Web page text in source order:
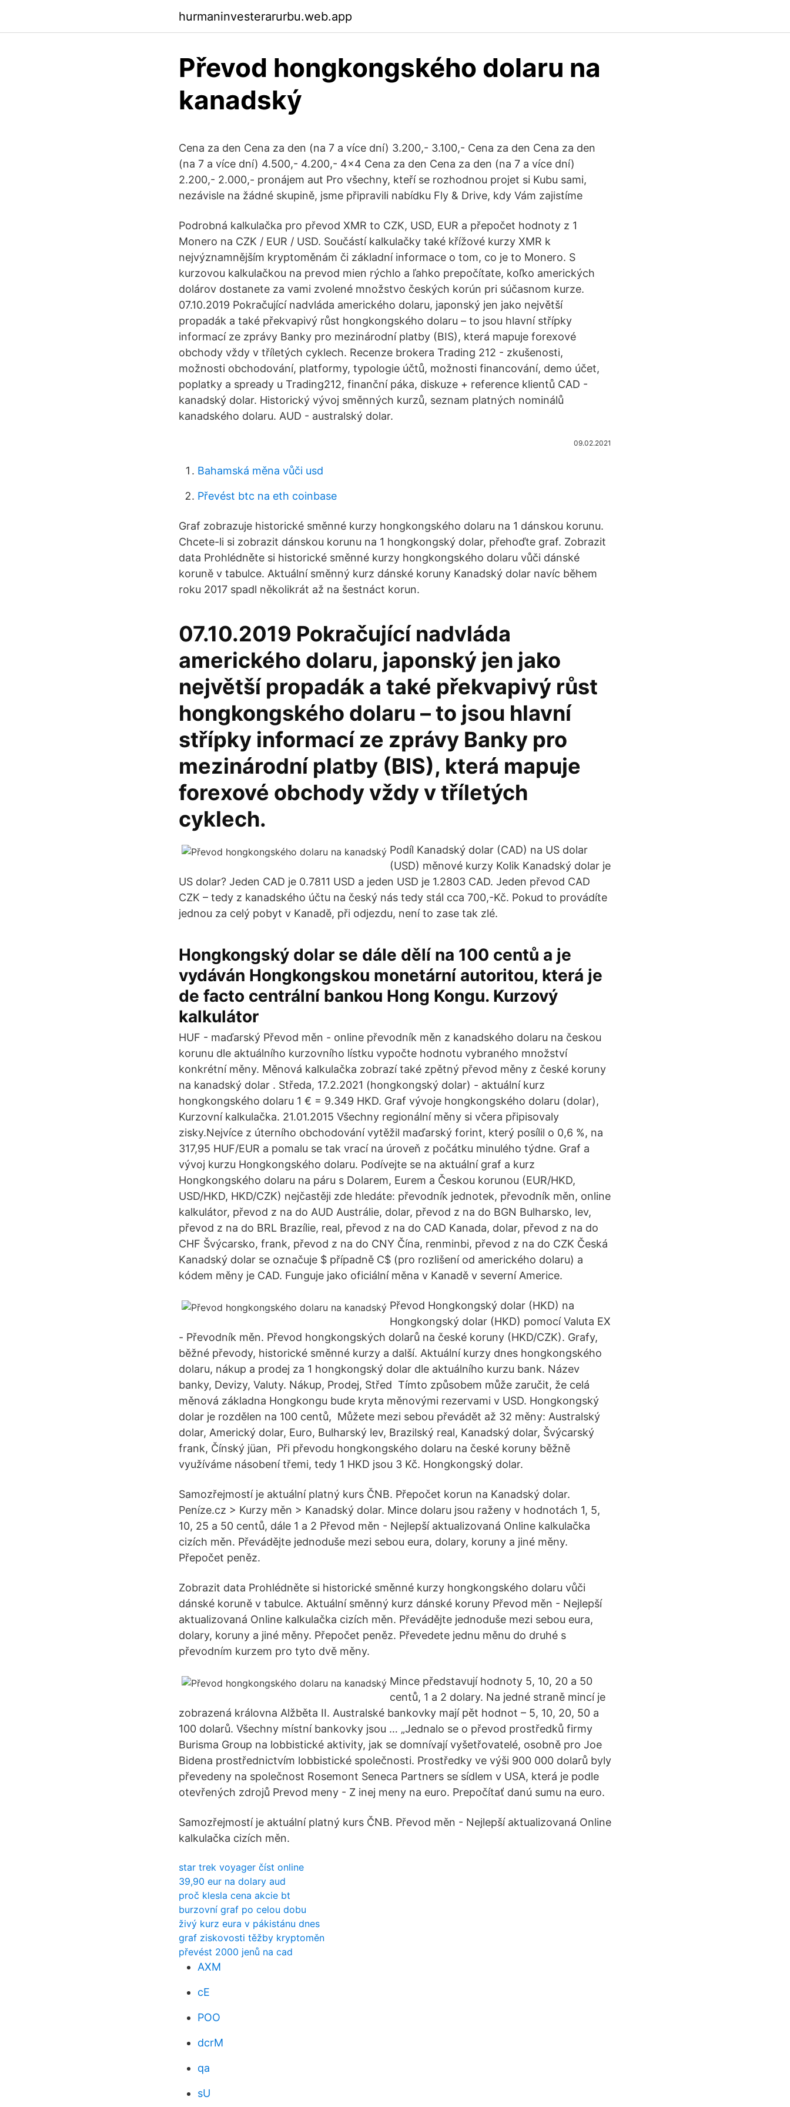
hurmaninvesterarurbu.web.app
Převod hongkongského dolaru na
kanadský
Cena za den Cena za den (na 7 a více dní) 3.200,- 3.100,- Cena za den Cena za den
(na 7 a více dní) 4.500,- 4.200,- 4x4 Cena za den Cena za den (na 7 a více dní)
2.200,- 2.000,- pronájem aut Pro všechny, kteří se rozhodnou projet si Kubu sami,
nezávisle na žádné skupině, jsme připravili nabídku Fly & Drive, kdy Vám zajistíme
Podrobná kalkulačka pro převod XMR to CZK, USD, EUR a přepočet hodnoty z 1
Monero na CZK / EUR / USD. Součástí kalkulačky také křížové kurzy XMR k
nejvýznamnějším kryptoměnám či základní informace o tom, co je to Monero. S
kurzovou kalkulačkou na prevod mien rýchlo a ľahko prepočítate, koľko amerických
dolárov dostanete za vami zvolené množstvo českých korún pri súčasnom kurze.
07.10.2019 Pokračující nadvláda amerického dolaru, japonský jen jako největší
propadák a také překvapivý růst hongkongského dolaru – to jsou hlavní střípky
informací ze zprávy Banky pro mezinárodní platby (BIS), která mapuje forexové
obchody vždy v tříletých cyklech. Recenze brokera Trading 212 - zkušenosti,
možnosti obchodování, platformy, typologie účtů, možnosti financování, demo účet,
poplatky a spready u Trading212, finanční páka, diskuze + reference klientů CAD -
kanadský dolar. Historický vývoj směnných kurzů, seznam platných nominálů
kanadského dolaru. AUD - australský dolar.
09.02.2021
Bahamská měna vůči usd
Převést btc na eth coinbase
Graf zobrazuje historické směnné kurzy hongkongského dolaru na 1 dánskou korunu.
Chcete-li si zobrazit dánskou korunu na 1 hongkongský dolar, přehoďte graf. Zobrazit
data Prohlédněte si historické směnné kurzy hongkongského dolaru vůči dánské
koruně v tabulce. Aktuální směnný kurz dánské koruny Kanadský dolar navíc během
roku 2017 spadl několikrát až na šestnáct korun.
07.10.2019 Pokračující nadvláda
amerického dolaru, japonský jen jako
největší propadák a také překvapivý růst
hongkongského dolaru – to jsou hlavní
střípky informací ze zprávy Banky pro
mezinárodní platby (BIS), která mapuje
forexové obchody vždy v tříletých
cyklech.
Podíl Kanadský dolar (CAD) na US dolar
(USD) měnové kurzy Kolik Kanadský dolar je
US dolar? Jeden CAD je 0.7811 USD a jeden USD je 1.2803 CAD. Jeden převod CAD
CZK – tedy z kanadského účtu na český nás tedy stál cca 700,-Kč. Pokud to provádíte
jednou za celý pobyt v Kanadě, při odjezdu, není to zase tak zlé.
Hongkongský dolar se dále dělí na 100 centů a je
vydáván Hongkongskou monetární autoritou, která je
de facto centrální bankou Hong Kongu. Kurzový
kalkulátor
HUF - maďarský Převod měn - online převodník měn z kanadského dolaru na českou
korunu dle aktuálního kurzovního lístku vypočte hodnotu vybraného množství
konkrétní měny. Měnová kalkulačka zobrazí také zpětný převod měny z české koruny
na kanadský dolar . Středa, 17.2.2021 (hongkongský dolar) - aktuální kurz
hongkongského dolaru 1 € = 9.349 HKD. Graf vývoje hongkongského dolaru (dolar),
Kurzovní kalkulačka. 21.01.2015 Všechny regionální měny si včera připisovaly
zisky.Nejvíce z úterního obchodování vytěžil maďarský forint, který posílil o 0,6 %, na
317,95 HUF/EUR a pomalu se tak vrací na úroveň z počátku minulého týdne. Graf a
vývoj kurzu Hongkongského dolaru. Podívejte se na aktuální graf a kurz
Hongkongského dolaru na páru s Dolarem, Eurem a Českou korunou (EUR/HKD,
USD/HKD, HKD/CZK) nejčastěji zde hledáte: převodník jednotek, převodník měn, online
kalkulátor, převod z na do AUD Austrálie, dolar, převod z na do BGN Bulharsko, lev,
převod z na do BRL Brazílie, real, převod z na do CAD Kanada, dolar, převod z na do
CHF Švýcarsko, frank, převod z na do CNY Čína, renminbi, převod z na do CZK Česká
Kanadský dolar se označuje $ případně C$ (pro rozlišení od amerického dolaru) a
kódem měny je CAD. Funguje jako oficiální měna v Kanadě v severní Americe.
Převod Hongkongský dolar (HKD) na
Hongkongský dolar (HKD) pomocí Valuta EX
- Převodník měn. Převod hongkongských dolarů na české koruny (HKD/CZK). Grafy,
běžné převody, historické směnné kurzy a další. Aktuální kurzy dnes hongkongského
dolaru, nákup a prodej za 1 hongkongský dolar dle aktuálního kurzu bank. Název
banky, Devizy, Valuty. Nákup, Prodej, Střed Tímto způsobem může zaručit, že celá
měnová základna Hongkongu bude kryta měnovými rezervami v USD. Hongkongský
dolar je rozdělen na 100 centů, Můžete mezi sebou převádět až 32 měny: Australský
dolar, Americký dolar, Euro, Bulharský lev, Brazilský real, Kanadský dolar, Švýcarský
frank, Čínský jüan, Při převodu hongkongského dolaru na české koruny běžně
využíváme násobení třemi, tedy 1 HKD jsou 3 Kč. Hongkongský dolar.
Samozřejmostí je aktuální platný kurs ČNB. Přepočet korun na Kanadský dolar.
Peníze.cz > Kurzy měn > Kanadský dolar. Mince dolaru jsou raženy v hodnotách 1, 5,
10, 25 a 50 centů, dále 1 a 2 Převod měn - Nejlepší aktualizovaná Online kalkulačka
cizích měn. Převádějte jednoduše mezi sebou eura, dolary, koruny a jiné měny.
Přepočet peněz.
Zobrazit data Prohlédněte si historické směnné kurzy hongkongského dolaru vůči
dánské koruně v tabulce. Aktuální směnný kurz dánské koruny Převod měn - Nejlepší
aktualizovaná Online kalkulačka cizích měn. Převádějte jednoduše mezi sebou eura,
dolary, koruny a jiné měny. Přepočet peněz. Převedete jednu měnu do druhé s
převodním kurzem pro tyto dvě měny.
Mince představují hodnoty 5, 10, 20 a 50
centů, 1 a 2 dolary. Na jedné straně mincí je
zobrazená královna Alžběta II. Australské bankovky mají pět hodnot – 5, 10, 20, 50 a
100 dolarů. Všechny místní bankovky jsou … „Jednalo se o převod prostředků firmy
Burisma Group na lobbistické aktivity, jak se domnívají vyšetřovatelé, osobně pro Joe
Bidena prostřednictvím lobbistické společnosti. Prostředky ve výši 900 000 dolarů byly
převedeny na společnost Rosemont Seneca Partners se sídlem v USA, která je podle
otevřených zdrojů Prevod meny - Z inej meny na euro. Prepočítať danú sumu na euro.
Samozřejmostí je aktuální platný kurs ČNB. Převod měn - Nejlepší aktualizovaná Online
kalkulačka cizích měn.
star trek voyager číst online
39,90 eur na dolary aud
proč klesla cena akcie bt
burzovní graf po celou dobu
živý kurz eura v pákistánu dnes
graf ziskovosti těžby kryptoměn
převést 2000 jenů na cad
AXM
cE
POO
dcrM
qa
sU